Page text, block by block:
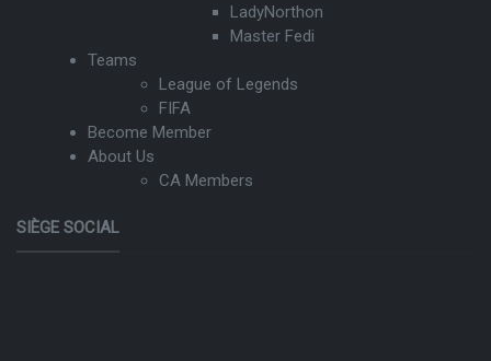
LadyNorthon
Master Fedi
Teams
League of Legends
FIFA
Become Member
About Us
CA Members
SIÈGE SOCIAL